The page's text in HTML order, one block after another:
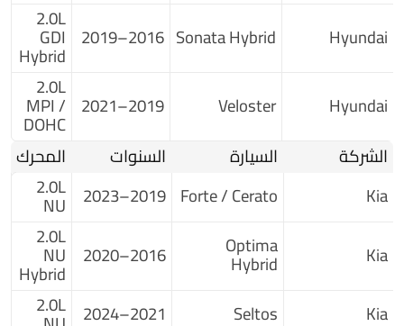
Hyundai
Sonata Hybrid
2016–2019
2.0L
GDI
Hybrid
Hyundai
Veloster
2019–2021
2.0L
MPI /
DOHC
الشركة
السيارة السنوات
المحرك
Kia
Forte / Cerato
2019–2023
2.0L
NU
Kia
Optima
Hybrid
2016–2020
2.0L
NU
Hybrid
Kia
Seltos
2021–2024
2.0L